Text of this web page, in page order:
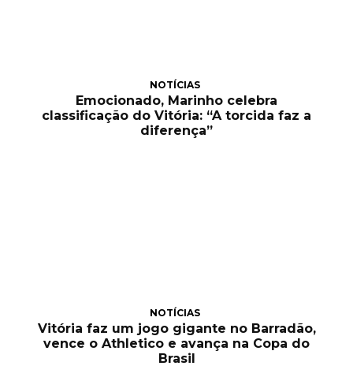
NOTÍCIAS
Emocionado, Marinho celebra
classificação do Vitória: “A torcida faz a
diferença”
NOTÍCIAS
Vitória faz um jogo gigante no Barradão,
vence o Athletico e avança na Copa do
Brasil